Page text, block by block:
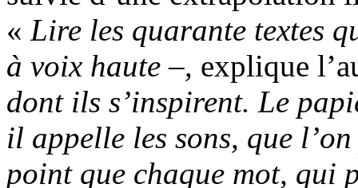
« Lire les quarante textes
à voix haute –, explique
dont ils s’inspirent. Le
il appelle les sons, que
point que chaque mot, qui